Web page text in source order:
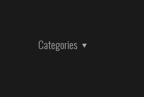
Categories